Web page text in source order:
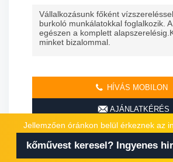
Vállalkozásunk főként
burkoló munkálatokkal foglalkozik.
egészen a komplett
minket bizalommal.
HÍVÁS MOBILON
AJÁNLATKÉRÉS
Jellemzően óránkon belül érkeznek az
kőművest keresel? Ingyenes